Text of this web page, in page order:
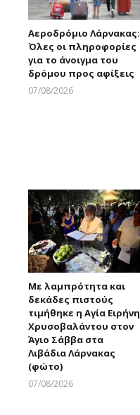
Αεροδρόμιο Λάρνακας:
Όλες οι πληροφορίες
για το άνοιγμα του
δρόμου προς αφίξεις
07/08/2026
Με λαμπρότητα και
δεκάδες πιστούς
τιμήθηκε η Αγία Ειρήνη
Χρυσοβαλάντου στον
Άγιο Σάββα στα
Λιβάδια Λάρνακας
(φώτο)
07/08/2026